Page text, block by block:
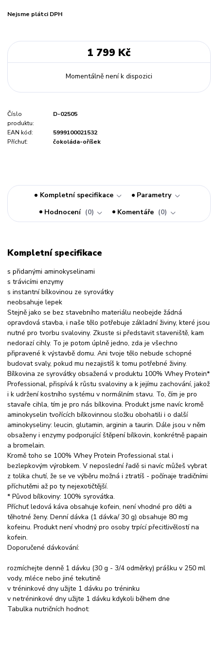
Nejsme plátci DPH
1 799 Kč
Momentálně není k dispozici
Číslo
produktu:
D-02505
EAN kód:
5999100021532
Příchuť:
čokoláda-oříšek
Kompletní specifikace
Parametry
Hodnocení
0 Komentáře 0
Kompletní specifikace
s přidanými aminokyselinami
s trávicími enzymy
s instantní bílkovinou ze syrovátky
neobsahuje lepek
Stejně jako se bez stavebního materiálu neobejde žádná
opravdová stavba, i naše tělo potřebuje základní živiny, které jsou
nutné pro tvorbu svaloviny. Zkuste si představit staveniště, kam
nedorazí cihly. To je potom úplně jedno, zda je všechno
připravené k výstavbě domu. Ani tvoje tělo nebude schopné
budovat svaly, pokud mu nezajistíš k tomu potřebné živiny.
Bílkovina ze syrovátky obsažená v produktu 100% Whey Protein*
Professional, přispívá k růstu svaloviny a k jejímu zachování, jakož
i k udržení kostního systému v normálním stavu. To, čím je pro
stavaře cihla, tím je pro nás bílkovina. Produkt jsme navíc kromě
aminokyselin tvořících bílkovinnou složku obohatili i o další
aminokyseliny: leucin, glutamin, arginin a taurin. Dále jsou v něm
obsaženy i enzymy podporující štěpení bílkovin, konkrétně papain
a bromelain.
Kromě toho se 100% Whey Protein Professional stal i
bezlepkovým výrobkem. V neposlední řadě si navíc můžeš vybrat
z tolika chutí, že se ve výběru možná i ztratíš - počínaje tradičními
příchutěmi až po ty nejexotičtější.
* Původ bílkoviny: 100% syrovátka.
Příchuť ledová káva obsahuje kofein, není vhodné pro děti a
těhotné ženy. Denní dávka (1 dávka/ 30 g) obsahuje 80 mg
kofeinu. Produkt není vhodný pro osoby trpící přecitlivělostí na
kofein.
Doporučené dávkování:
rozmíchejte denně 1 dávku (30 g - 3/4 odměrky) prášku v 250 ml
vody, mléce nebo jiné tekutině
v tréninkové dny užijte 1 dávku po tréninku
v netréninkové dny užijte 1 dávku kdykoli během dne
Tabulka nutričních hodnot: